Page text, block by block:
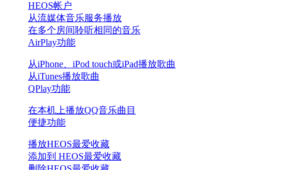
HEOS帐户
从流媒体音乐服务播放
在多个房间聆听相同的音乐
AirPlay功能
从iPhone、iPod touch或iPad播放歌曲
从iTunes播放歌曲
QPlay功能
在本机上播放QQ音乐曲目
便捷功能
播放HEOS最爱收藏
添加到 HEOS最爱收藏